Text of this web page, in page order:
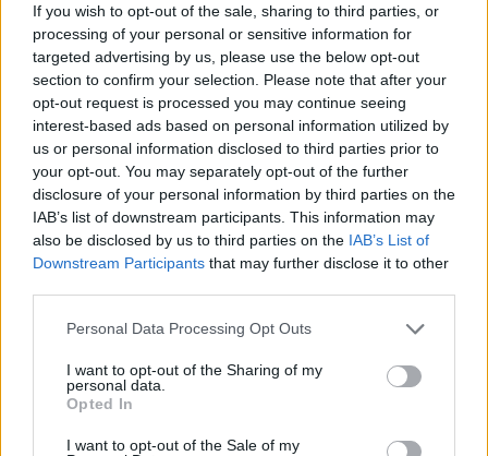
If you wish to opt-out of the sale, sharing to third parties, or
processing of your personal or sensitive information for
targeted advertising by us, please use the below opt-out
section to confirm your selection. Please note that after your
opt-out request is processed you may continue seeing
interest-based ads based on personal information utilized by
us or personal information disclosed to third parties prior to
your opt-out. You may separately opt-out of the further
disclosure of your personal information by third parties on the
IAB’s list of downstream participants. This information may
also be disclosed by us to third parties on the IAB’s List of
Downstream Participants that may further disclose it to other
Personal Data Processing Opt Outs
I want to opt-out of the Sharing of my
personal data.
Opted In
I want to opt-out of the Sale of my
pubblicità